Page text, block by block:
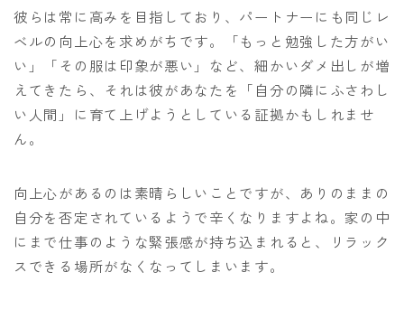
彼らは常に高みを目指しており、パートナーにも同じレ
ベルの向上心を求めがちです。「もっと勉強した方がい
い」「その服は印象が悪い」など、細かいダメ出しが増
えてきたら、それは彼があなたを「自分の隣にふさわし
い人間」に育て上げようとしている証拠かもしれませ
ん。
向上心があるのは素晴らしいことですが、ありのままの
自分を否定されているようで辛くなりますよね。家の中
にまで仕事のような緊張感が持ち込まれると、リラック
スできる場所がなくなってしまいます。